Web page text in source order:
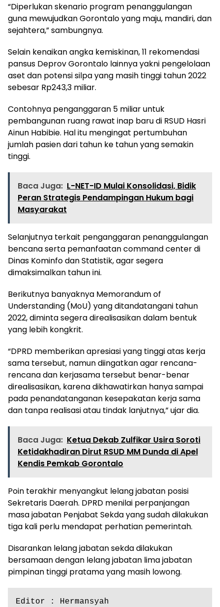
“Diperlukan skenario program penanggulangan
guna mewujudkan Gorontalo yang maju, mandiri, dan
sejahtera,” sambungnya.
Selain kenaikan angka kemiskinan, 11 rekomendasi
pansus Deprov Gorontalo lainnya yakni pengelolaan
aset dan potensi silpa yang masih tinggi tahun 2022
sebesar Rp243,3 miliar.
Contohnya penganggaran 5 miliar untuk
pembangunan ruang rawat inap baru di RSUD Hasri
Ainun Habibie. Hal itu mengingat pertumbuhan
jumlah pasien dari tahun ke tahun yang semakin
tinggi.
Baca Juga: L-NET-ID Mulai Konsolidasi, Bidik
Peran Strategis Pendampingan Hukum bagi
Masyarakat
Selanjutnya terkait penganggaran penanggulangan
bencana serta pemanfaatan command center di
Dinas Kominfo dan Statistik, agar segera
dimaksimalkan tahun ini.
Berikutnya banyaknya Memorandum of
Understanding (MoU) yang ditandatangani tahun
2022, diminta segera direalisasikan dalam bentuk
yang lebih kongkrit.
“DPRD memberikan apresiasi yang tinggi atas kerja
sama tersebut, namun diingatkan agar rencana-
rencana dan kerjasama tersebut benar-benar
direalisasikan, karena dikhawatirkan hanya sampai
pada penandatanganan kesepakatan kerja sama
dan tanpa realisasi atau tindak lanjutnya,” ujar dia.
Baca Juga: Ketua Dekab Zulfikar Usira Soroti
Ketidakhadiran Dirut RSUD MM Dunda di Apel
Kendis Pemkab Gorontalo
Poin terakhir menyangkut lelang jabatan posisi
Sekretaris Daerah. DPRD menilai perpanjangan
masa jabatan Penjabat Sekda yang sudah dilakukan
tiga kali perlu mendapat perhatian pemerintah.
Disarankan lelang jabatan sekda dilakukan
bersamaan dengan lelang jabatan lima jabatan
pimpinan tinggi pratama yang masih lowong.
Editor : Hermansyah